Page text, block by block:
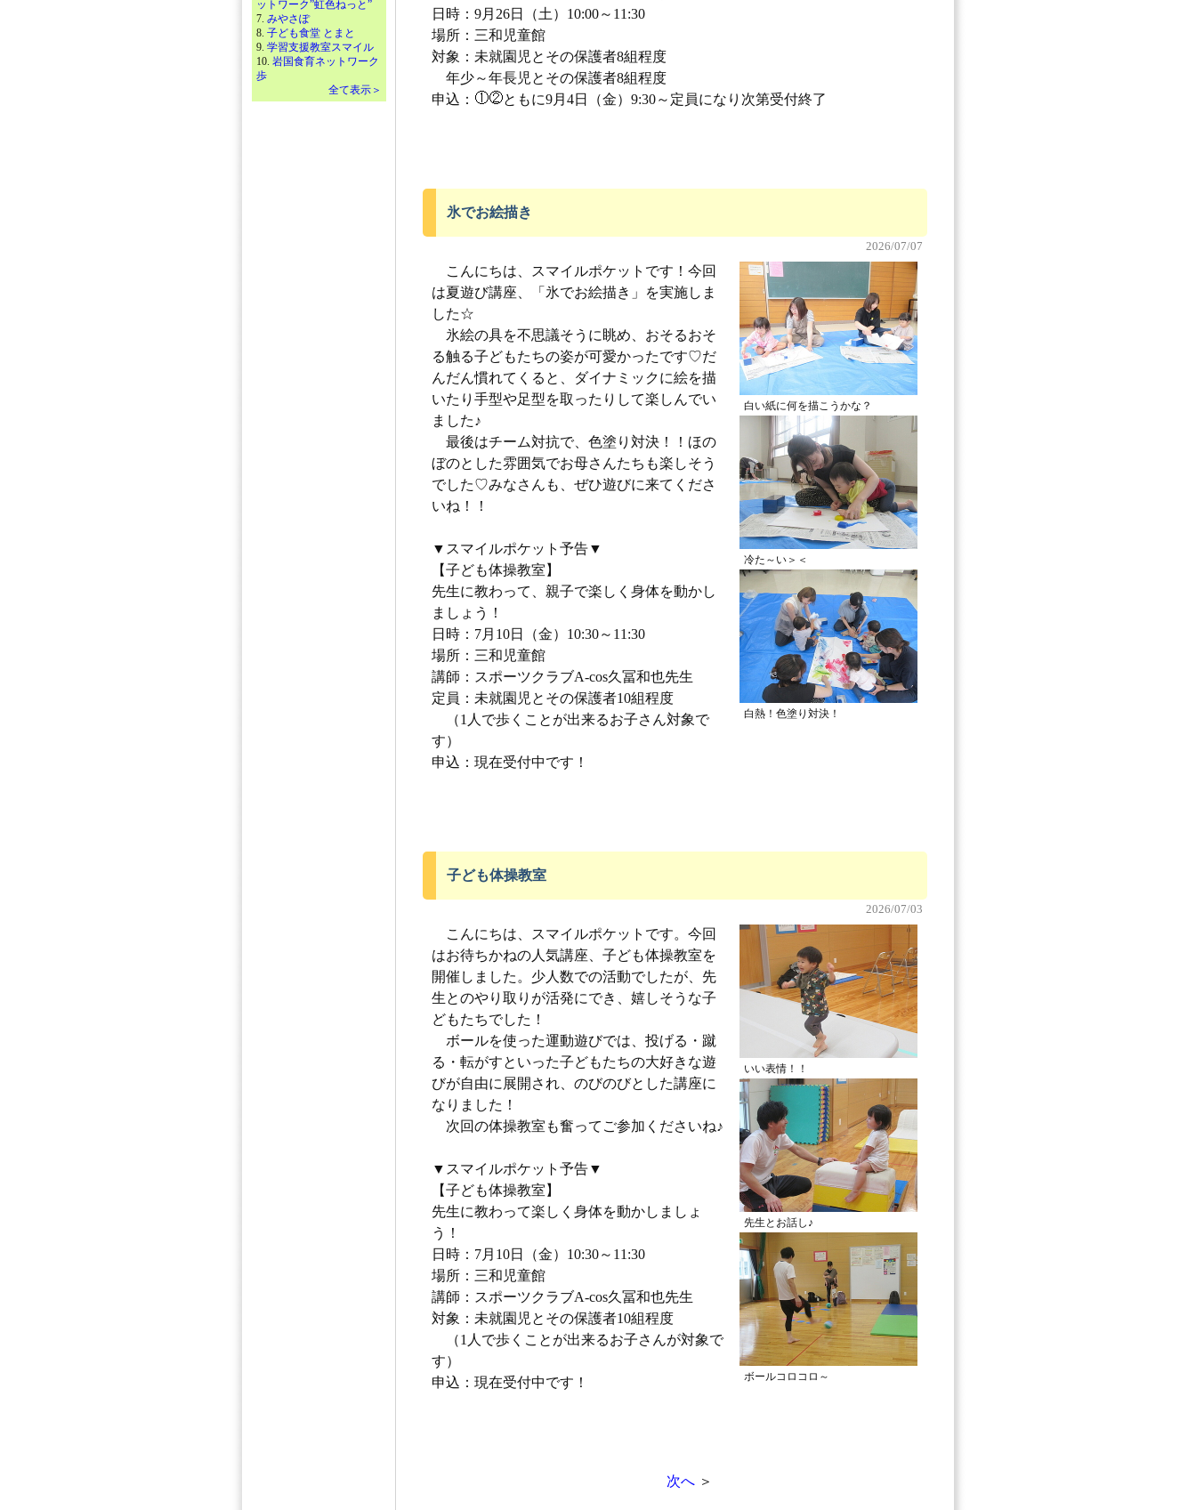
ットワーク”虹色ねっと”
7. みやさぽ
8. 子ども食堂 とまと
9. 学習支援教室スマイル
10. 岩国食育ネットワーク
歩
全て表示＞
日時：9月26日（土）10:00～11:30
場所：三和児童館
対象：未就園児とその保護者8組程度
年少～年長児とその保護者8組程度
申込：
ともに9月4日（金）9:30～定員になり次第受付終了
氷でお絵描き
2026/07/07
白い紙に何を描こうかな？
冷た～い＞＜
白熱！色塗り対決！
こんにちは、スマイルポケットです！今回
は夏遊び講座、「氷でお絵描き」を実施しま
した☆
氷絵の具を不思議そうに眺め、おそるおそ
る触る子どもたちの姿が可愛かったです♡だ
んだん慣れてくると、ダイナミックに絵を描
いたり手型や足型を取ったりして楽しんでい
ました♪
最後はチーム対抗で、色塗り対決！！ほの
ぼのとした雰囲気でお母さんたちも楽しそう
でした♡みなさんも、ぜひ遊びに来てくださ
いね！！
▼スマイルポケット予告▼
【子ども体操教室】
先生に教わって、親子で楽しく身体を動かし
ましょう！
日時：7月10日（金）10:30～11:30
場所：三和児童館
講師：スポーツクラブA-cos久冨和也先生
定員：未就園児とその保護者10組程度
（1人で歩くことが出来るお子さん対象で
す）
申込：現在受付中です！
子ども体操教室
2026/07/03
いい表情！！
先生とお話し♪
ボールコロコロ～
こんにちは、スマイルポケットです。今回
はお待ちかねの人気講座、子ども体操教室を
開催しました。少人数での活動でしたが、先
生とのやり取りが活発にでき、嬉しそうな子
どもたちでした！
ボールを使った運動遊びでは、投げる・蹴
る・転がすといった子どもたちの大好きな遊
びが自由に展開され、のびのびとした講座に
なりました！
次回の体操教室も奮ってご参加くださいね♪
▼スマイルポケット予告▼
【子ども体操教室】
先生に教わって楽しく身体を動かしましょ
う！
日時：7月10日（金）10:30～11:30
場所：三和児童館
講師：スポーツクラブA-cos久冨和也先生
対象：未就園児とその保護者10組程度
（1人で歩くことが出来るお子さんが対象で
す）
申込：現在受付中です！
次へ＞